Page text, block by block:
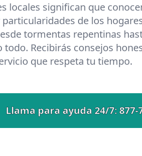
locales significan que
de los
tormentas repentinas
todo. Recibirás consejos
que respeta tu tiempo.
Llama para ayuda 24/7:877-